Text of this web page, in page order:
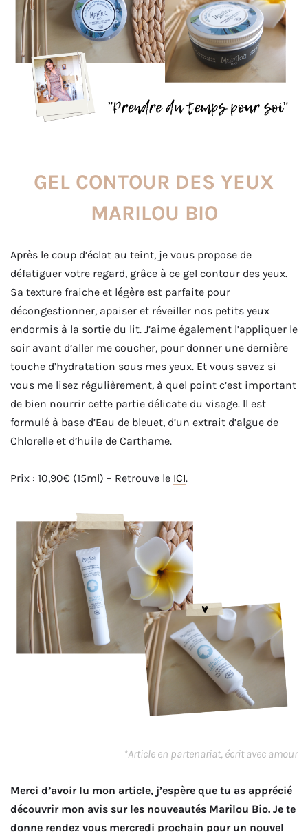
GEL CONTOUR DES YEUX
MARILOU BIO
Après le coup d’éclat au teint, je vous propose de
défatiguer votre regard, grâce à ce gel contour des yeux.
Sa texture fraiche et légère est parfaite pour
décongestionner, apaiser et réveiller nos petits yeux
endormis à la sortie du lit. J’aime également l’appliquer le
soir avant d’aller me coucher, pour donner une dernière
touche d’hydratation sous mes yeux. Et vous savez si
vous me lisez régulièrement, à quel point c’est important
de bien nourrir cette partie délicate du visage. Il est
formulé à base d’Eau de bleuet, d’un extrait d’algue de
Chlorelle et d’huile de Carthame.
Prix : 10,90€ (15ml) – Retrouve le ICI.
*Article en partenariat, écrit avec amour
Merci d’avoir lu mon article, j’espère que tu as apprécié
découvrir mon avis sur les nouveautés Marilou Bio. Je te
donne rendez vous mercredi prochain pour un nouvel